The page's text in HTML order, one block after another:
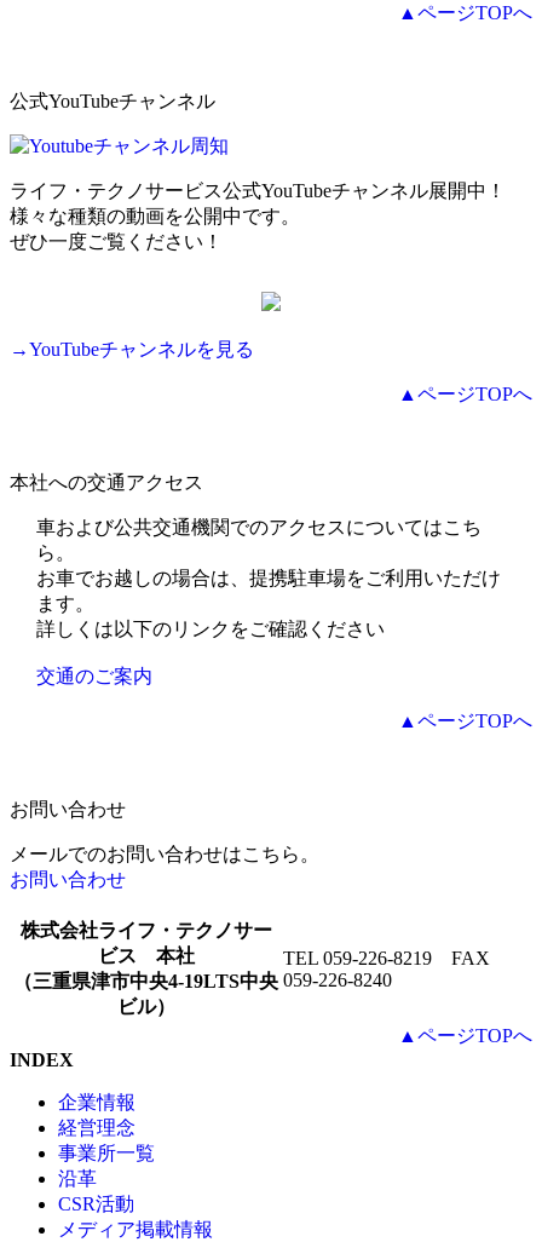
▲ページTOPへ
公式YouTubeチャンネル
ライフ・テクノサービス公式YouTubeチャンネル展開中！
様々な種類の動画を公開中です。
ぜひ一度ご覧ください！
→YouTubeチャンネルを見る
▲ページTOPへ
本社への交通アクセス
車および公共交通機関でのアクセスについてはこち
ら。
お車でお越しの場合は、提携駐車場をご利用いただけ
ます。
詳しくは以下のリンクをご確認ください
交通のご案内
▲ページTOPへ
お問い合わせ
メールでのお問い合わせはこちら。
お問い合わせ
株式会社ライフ・テクノサー
ビス 本社
（三重県津市中央4-19LTS中央
ビル）
TEL 059-226-8219 FAX
059-226-8240
▲ページTOPへ
INDEX
企業情報
経営理念
事業所一覧
沿革
CSR活動
メディア掲載情報